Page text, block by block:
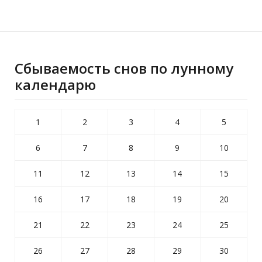
Сбываемость снов по лунному
календарю
1 2 3 4 5
6 7 8 9 10
11 12 13 14 15
16 17 18 19 20
21 22 23 24 25
26 27 28 29 30